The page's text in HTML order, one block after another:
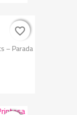
– Parada
favorite_border
favorite_border